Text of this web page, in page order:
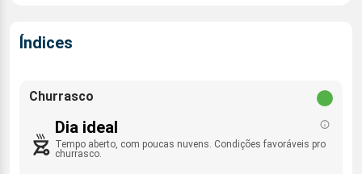
Índices
Churrasco
Dia ideal
Tempo aberto, com poucas nuvens. Condições favoráveis pro
churrasco.